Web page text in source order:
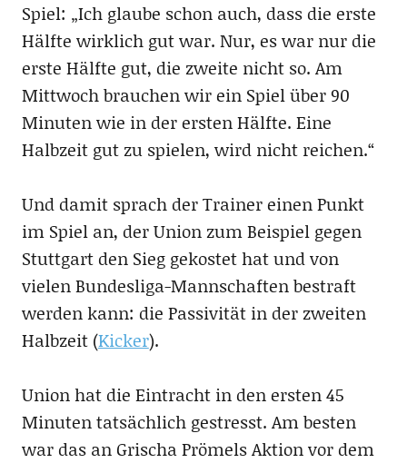
Spiel: „Ich glaube schon auch, dass die erste
Hälfte wirklich gut war. Nur, es war nur die
erste Hälfte gut, die zweite nicht so. Am
Mittwoch brauchen wir ein Spiel über 90
Minuten wie in der ersten Hälfte. Eine
Halbzeit gut zu spielen, wird nicht reichen.“
Und damit sprach der Trainer einen Punkt
im Spiel an, der Union zum Beispiel gegen
Stuttgart den Sieg gekostet hat und von
vielen Bundesliga-Mannschaften bestraft
werden kann: die Passivität in der zweiten
Halbzeit (Kicker).
Union hat die Eintracht in den ersten 45
Minuten tatsächlich gestresst. Am besten
war das an Grischa Prömels Aktion vor dem